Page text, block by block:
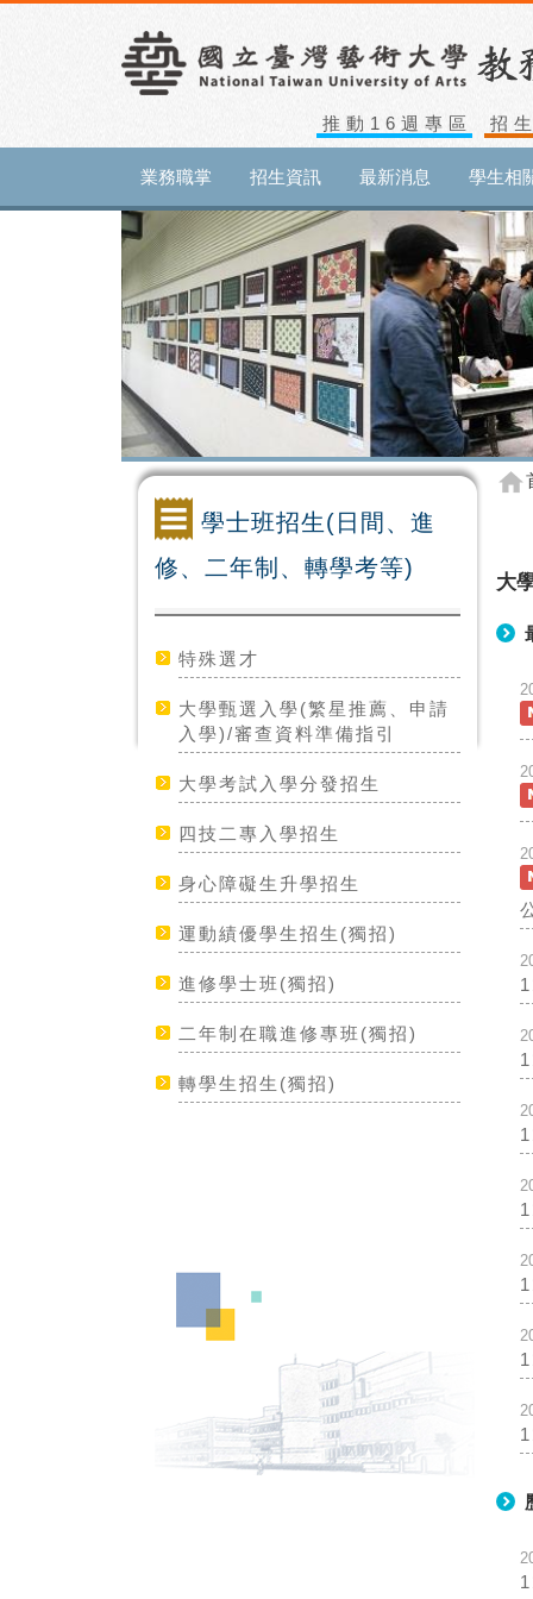
推動16週專區 招
業務職掌 招生資訊 最新消息 學生相
學士班招生(日間、進
修、二年制、轉學考等)
特殊選才
大學甄選入學(繁星推薦、申請
入學)/審查資料準備指引
大學考試入學分發招生
四技二專入學招生
身心障礙生升學招生
運動績優學生招生(獨招)
進修學士班(獨招)
二年制在職進修專班(獨招)
轉學生招生(獨招)
大